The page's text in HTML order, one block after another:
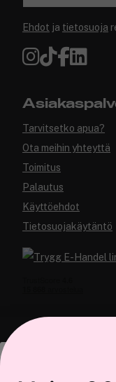
Tämä
Ehdot ja tietosuoja
Tarvitsetko apua?
Ota meihin yhteyttä
Toimitus
Palautus
Käyttöehdot
Tietosuojakäytäntö